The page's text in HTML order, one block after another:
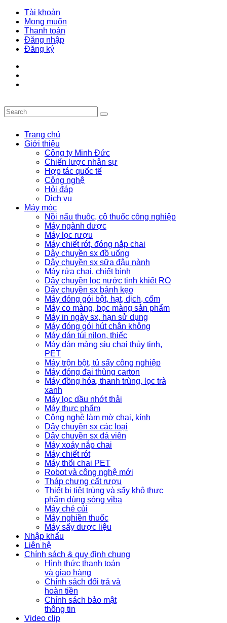
Tài khoản
Mong muốn
Thanh toán
Đăng nhập
Đăng ký
Trang chủ
Giới thiệu
Công ty Minh Đức
Chiến lược nhân sự
Hợp tác quốc tế
Công nghệ
Hỏi đáp
Dịch vụ
Máy móc
Nồi nấu thuôc, cô thuốc công nghiệp
Máy ngành dược
Máy lọc rượu
Máy chiết rót, đóng nắp chai
Dây chuyền sx đồ uống
Dây chuyền sx sữa đậu nành
Máy rửa chai, chiết bình
Dây chuyền lọc nước tinh khiết RO
Dây chuyền sx bánh kẹo
Máy đóng gói bột, hạt, dịch, cốm
Máy co màng, bọc màng sản phẩm
Máy in ngày sx, hạn sử dụng
Máy đóng gói hút chân không
Máy dán túi nilon, thiếc
Máy dán màng siu chai thủy tinh,
PET
Máy trộn bột, tủ sấy công nghiệp
Máy đóng đai thùng carton
Máy đồng hóa, thanh trùng, lọc trà
xanh
Máy lọc dầu nhớt thải
Máy thực phẩm
Công nghệ làm mờ chai, kính
Dây chuyền sx các loại
Dây chuyền sx đá viên
Máy xoáy nắp chai
Máy chiết rót
Máy thổi chai PET
Robot và công nghệ mới
Tháp chưng cất rượu
Thiết bị tiệt trùng và sấy khô thực
phẩm dùng sóng viba
Máy chẻ củi
Máy nghiền thuốc
Máy sấy dược liệu
Nhập khẩu
Liên hệ
Chính sách & quy định chung
Hình thức thanh toán
và giao hàng
Chính sách đổi trả và
hoàn tiền
Chính sách bảo mật
thông tin
Video clip